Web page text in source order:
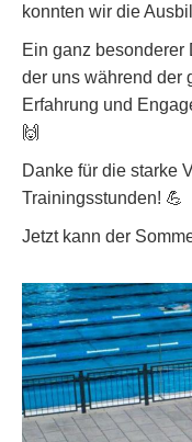
konnten wir die
Ein ganz besonderer
der uns während der
Erfahrung und
🙌
Danke für die starke
Trainingsstunden! 💪
Jetzt kann der